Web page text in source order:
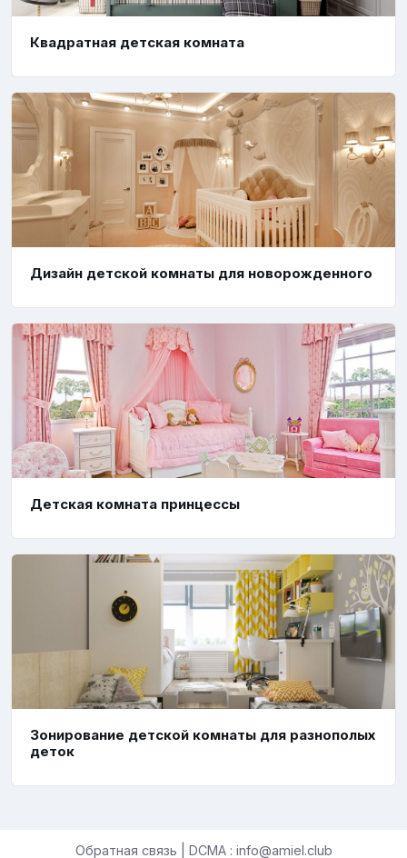
Квадратная детская комната
Дизайн детской комнаты для новорожденного
Детская комната принцессы
Зонирование детской комнаты для разнополых
деток
Обратная связь | DCMA : info@amiel.club